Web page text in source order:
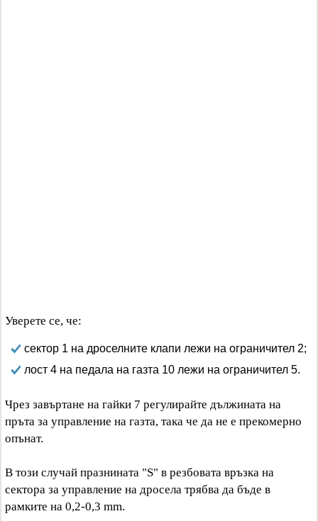
Уверете се, че:
сектор 1 на дроселните клапи лежи на ограничител 2;
лост 4 на педала на газта 10 лежи на ограничител 5.
Чрез завъртане на гайки 7 регулирайте дължината на
пръта за управление на газта, така че да не е прекомерно
опънат.
В този случай празнината "S" в резбовата връзка на
сектора за управление на дросела трябва да бъде в
рамките на 0,2-0,3 mm.